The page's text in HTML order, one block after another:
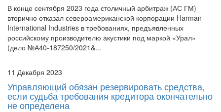
В конце сентября 2023 года столичный арбитраж (АС ГМ)
вторично отказал североамериканской корпорации Harman
International Industries в требованиях, предъявленных
российскому производителю акустики под маркой «Урал»
(дело №А40-187250/2021&...
11 Декабря 2023
Управляющий обязан резервировать средства,
если судьба требования кредитора окончательно
не определена